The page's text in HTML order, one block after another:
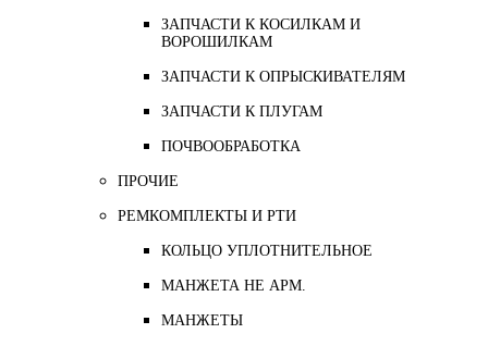
ЗАПЧАСТИ К КОСИЛКАМ И
ВОРОШИЛКАМ
ЗАПЧАСТИ К ОПРЫСКИВАТЕЛЯМ
ЗАПЧАСТИ К ПЛУГАМ
ПОЧВООБРАБОТКА
ПРОЧИЕ
РЕМКОМПЛЕКТЫ И РТИ
КОЛЬЦО УПЛОТНИТЕЛЬНОЕ
МАНЖЕТА НЕ АРМ.
МАНЖЕТЫ